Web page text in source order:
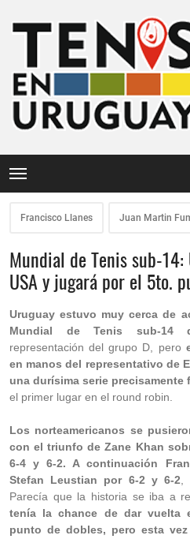
Francisco Llanes Juan Martin
Mundial de Tenis sub-14:
USA y jugará por el 5to.
Uruguay estuvo muy cerca de
Mundial de Tenis sub-14
representación del grupo D, pero
en manos del representativo de
una durísima serie precisamente
el primer lugar en el round robin.
Los norteamericanos se
con el triunfo de Zane Khan
6-4 y 6-2. A continuación
Stefan Leustian por 6-2 y 6-2
Parecía que la historia se iba a
tenía la chance de dar vuelta
punto de dobles, pero esta